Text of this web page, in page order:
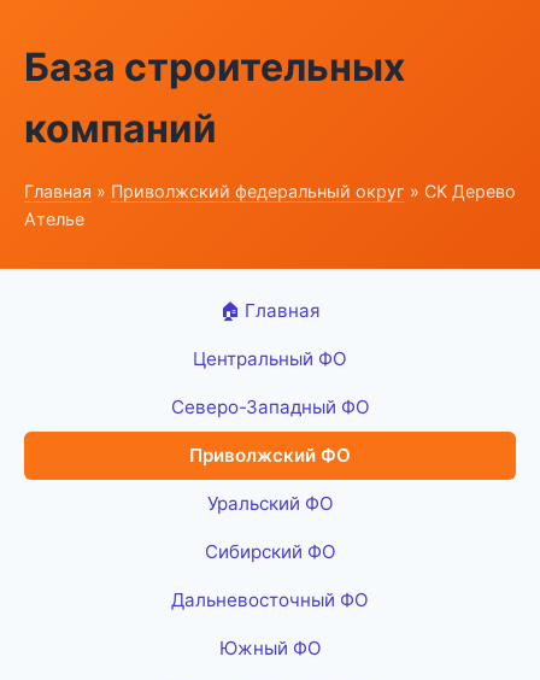
База строительных
компаний
Главная » Приволжский федеральный округ » СК Дерево
Ателье
🏠 Главная
Центральный ФО
Северо-Западный ФО
Приволжский ФО
Уральский ФО
Сибирский ФО
Дальневосточный ФО
Южный ФО